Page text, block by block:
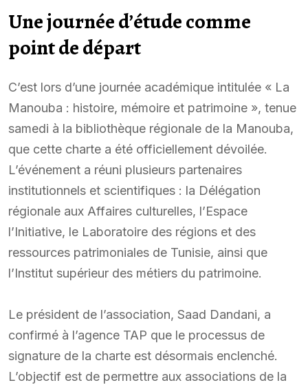
Une journée d’étude comme
point de départ
C’est lors d’une journée académique intitulée « La
Manouba : histoire, mémoire et patrimoine », tenue
samedi à la bibliothèque régionale de la Manouba,
que cette charte a été officiellement dévoilée.
L’événement a réuni plusieurs partenaires
institutionnels et scientifiques : la Délégation
régionale aux Affaires culturelles, l’Espace
l’Initiative, le Laboratoire des régions et des
ressources patrimoniales de Tunisie, ainsi que
l’Institut supérieur des métiers du patrimoine.
Le président de l’association, Saad Dandani, a
confirmé à l’agence TAP que le processus de
signature de la charte est désormais enclenché.
L’objectif est de permettre aux associations de la